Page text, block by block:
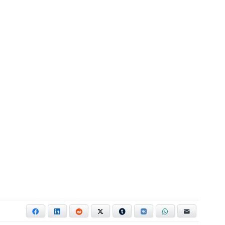
Facebook LinkedIn Reddit Tumblr VKontakte WhatsApp